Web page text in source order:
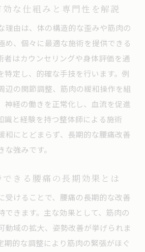
い方が整体に期待する効果
の声から見る腰痛改善の実際
受けるメリットと注意点
で重視すべき施術者の特徴
体で体感できる腰痛緩和の利点
に注意したい点と安全対策
整体院のメリットとその魅力
に知っておきたいチェック項目
適した整体と整骨院の選び方
な仕組みと専門性を解説
理由は、体の構造的な歪みや筋肉の
め、個々に最適な施術を提供できる
者はカウンセリングや身体評価を通
特定し、的確な手技を行います。例
辺の関節調整、筋肉の緩和操作を組
神経の働きを正常化し、血流を促進
識と経験を持つ整体師による施術
和にとどまらず、長期的な腰痛改善
強みです。
きる腰痛の長期効果とは
受けることで、腰痛の長期的な改善
できます。主な効果として、筋肉の
動域の拡大、姿勢改善が挙げられま
期的な調整により筋肉の緊張がほぐ